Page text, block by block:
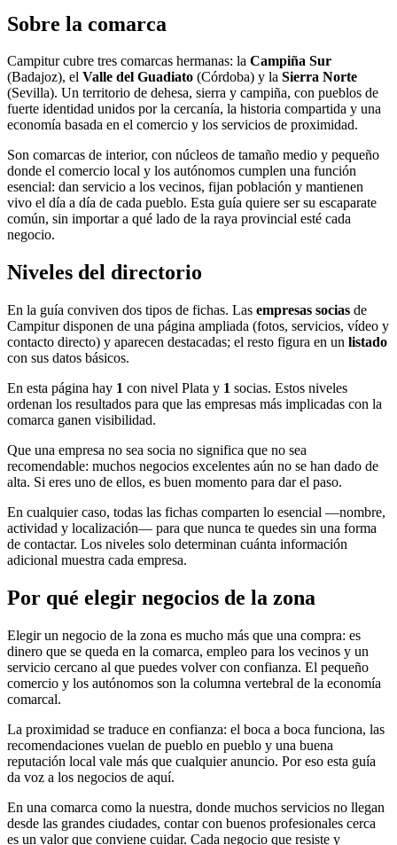
Sobre la comarca
Campitur cubre tres comarcas hermanas: la Campiña Sur
(Badajoz), el Valle del Guadiato (Córdoba) y la Sierra Norte
(Sevilla). Un territorio de dehesa, sierra y campiña, con pueblos de
fuerte identidad unidos por la cercanía, la historia compartida y una
economía basada en el comercio y los servicios de proximidad.
Son comarcas de interior, con núcleos de tamaño medio y pequeño
donde el comercio local y los autónomos cumplen una función
esencial: dan servicio a los vecinos, fijan población y mantienen
vivo el día a día de cada pueblo. Esta guía quiere ser su escaparate
común, sin importar a qué lado de la raya provincial esté cada
negocio.
Niveles del directorio
En la guía conviven dos tipos de fichas. Las empresas socias de
Campitur disponen de una página ampliada (fotos, servicios, vídeo y
contacto directo) y aparecen destacadas; el resto figura en un listado
con sus datos básicos.
En esta página hay 1 con nivel Plata y 1 socias. Estos niveles
ordenan los resultados para que las empresas más implicadas con la
comarca ganen visibilidad.
Que una empresa no sea socia no significa que no sea
recomendable: muchos negocios excelentes aún no se han dado de
alta. Si eres uno de ellos, es buen momento para dar el paso.
En cualquier caso, todas las fichas comparten lo esencial —nombre,
actividad y localización— para que nunca te quedes sin una forma
de contactar. Los niveles solo determinan cuánta información
adicional muestra cada empresa.
Por qué elegir negocios de la zona
Elegir un negocio de la zona es mucho más que una compra: es
dinero que se queda en la comarca, empleo para los vecinos y un
servicio cercano al que puedes volver con confianza. El pequeño
comercio y los autónomos son la columna vertebral de la economía
comarcal.
La proximidad se traduce en confianza: el boca a boca funciona, las
recomendaciones vuelan de pueblo en pueblo y una buena
reputación local vale más que cualquier anuncio. Por eso esta guía
da voz a los negocios de aquí.
En una comarca como la nuestra, donde muchos servicios no llegan
desde las grandes ciudades, contar con buenos profesionales cerca
es un valor que conviene cuidar. Cada negocio que resiste y